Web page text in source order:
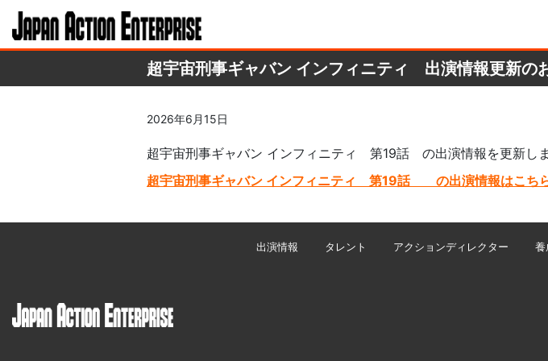
超宇宙刑事ギャバン インフィニティ 出演情報更新の
2026年6月15日
超宇宙刑事ギャバン インフィニティ 第19話 の出演情報を更新しま
超宇宙刑事ギャバン インフィニティ 第19話 の出演情報はこち
出演情報 タレント アクションディレクター 養